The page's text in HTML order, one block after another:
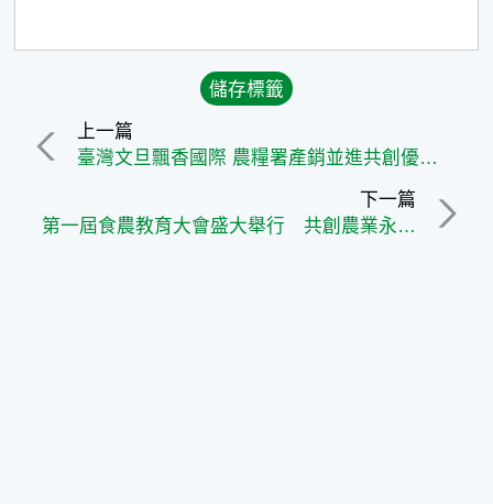
上一篇
臺灣文旦飄香國際 農糧署產銷並進共創優質品牌
下一篇
第一屆食農教育大會盛大舉行 共創農業永續願景